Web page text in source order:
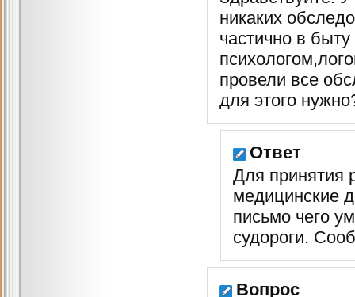
никаких
частично в
провели все
для этого
Ответ
Для принятия
медицинские
письмо чего
судороги.
Вопрос